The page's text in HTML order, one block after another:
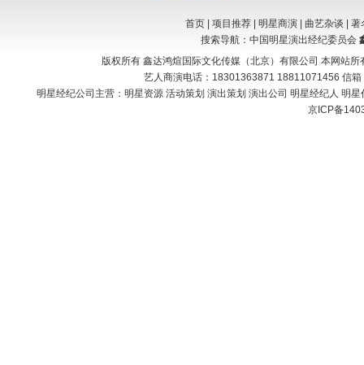
首页| 项目推荐| 明星商演| 曲艺杂谈
著
搜索导航：中国明星演出经纪委员会
版权所有 鑫达鸿煊国际文化传媒（北京）有限公司 本网站
艺人商演电话：18301363871 18811071456 信箱
明星经纪公司主营： 明星资源 活动策划 演出策划 演出公司 明星经纪人 明
京ICP备